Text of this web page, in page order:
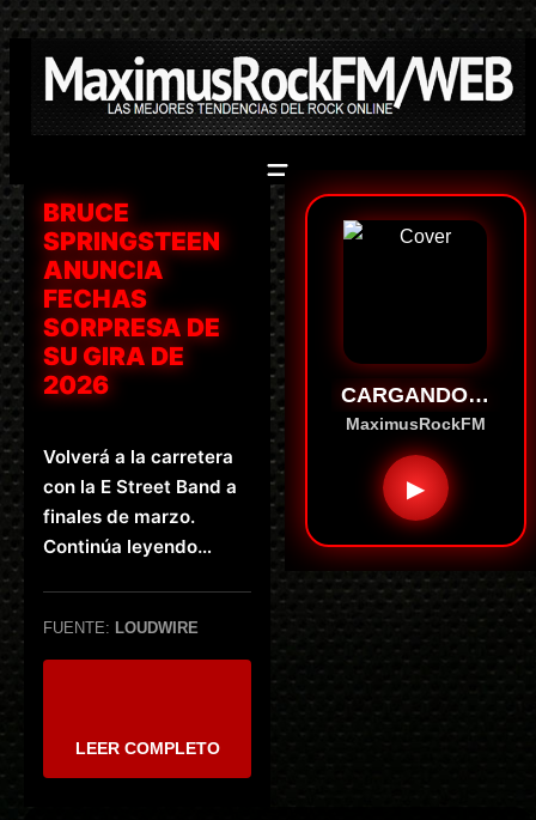
Saltar
al
contenido
BRUCE
SPRINGSTEEN
ANUNCIA
FECHAS
SORPRESA DE
SU GIRA DE
2026
Volverá a la carretera
con la E Street Band a
finales de marzo.
Continúa leyendo…
FUENTE: LOUDWIRE
LEER COMPLETO
CARGANDO…
MaximusRockFM
▶